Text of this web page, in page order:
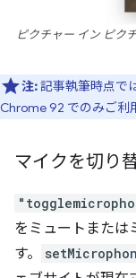
ピクチャー イン ピク
注:記事執筆時点で
Chrome 92 でのみご利
マイクを切り
をミュートまたは
す。